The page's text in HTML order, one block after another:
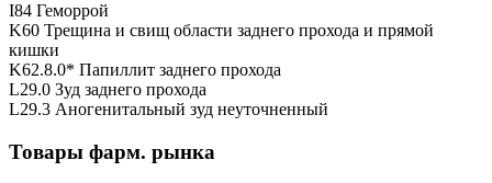
I84 Геморрой
K60 Трещина и свищ области заднего прохода и прямой
кишки
K62.8.0* Папиллит заднего прохода
L29.0 Зуд заднего прохода
L29.3 Аногенитальный зуд неуточненный
Товары фарм. рынка